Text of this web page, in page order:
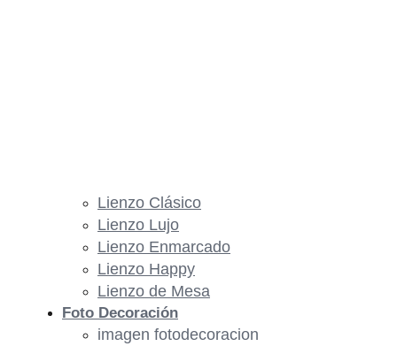
Lienzo Clásico
Lienzo Lujo
Lienzo Enmarcado
Lienzo Happy
Lienzo de Mesa
Foto Decoración
imagen fotodecoracion